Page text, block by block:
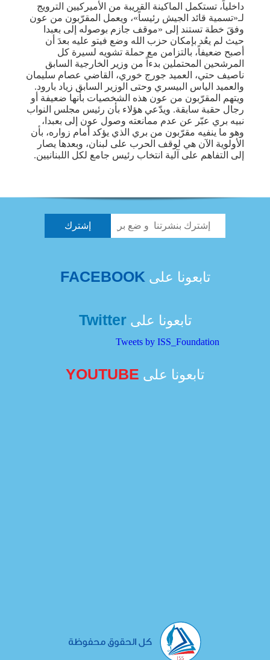
داخلياً، تستكمل الماكينة القريبة من الأميركيين الترويج
لـ«تسمية قائد الجيش رئيساً»، ويعمل المقرّبون من عون
وفقَ خطة تستند إلى «موقف جازم بوصوله إلى بعبدا
حيث لم يعُد بإمكان حزب الله وضع فيتو عليه بعدَ أن
أصبح ضعيفاً، بالتزامن مع حملة تشويه لسيرة كل
المرشحين المحتملين بدءاً من وزير الخارجية السابق
ناصيف حتي، العميد جورج خوري، القاضي عصام سليمان
والعميد الياس البيسري وحتى الوزير السابق زياد بارود.
ويتهم المقرّبون من عون هذه الشخصيات بأنها ضعيفة أو
رجال حقبة سابقة. ويدّعي هؤلاء بأن رئيس مجلس النواب
نبيه بري عبّر عن عدم ممانعته وصول عون إلى بعبدا،
وهو ما ينفيه مقرّبون من بري الذي يؤكد أمام زواره، بأن
الأولوية الآن هي لوقف الحرب على لبنان، وبعدها يصار
إلى التفاهم على آلية انتخاب رئيس جامع لكل اللبنانيين.
تابعونا على FACEBOOK
تابعونا علىTwitter
Tweets by ISS_Foundation
تابعونا على YOUTUBE